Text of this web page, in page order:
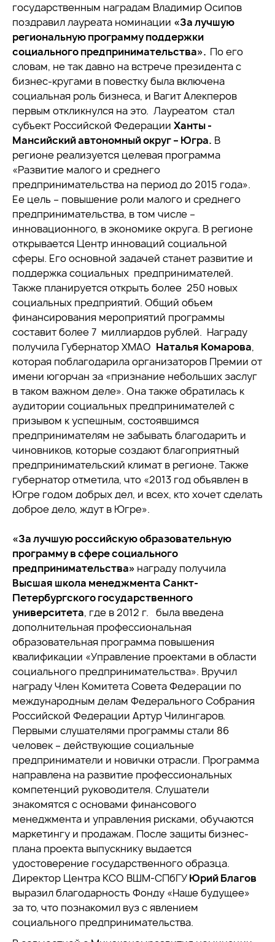
государственным наградам Владимир Осипов
поздравил лауреата номинации «За лучшую
региональную программу поддержки
социального предпринимательства». По его
словам, не так давно на встрече президента с
бизнес-кругами в повестку была включена
социальная роль бизнеса, и Вагит Алекперов
первым откликнулся на это. Лауреатом стал
субъект Российской Федерации Ханты -
Мансийский автономный округ – Югра. В
регионе реализуется целевая программа
«Развитие малого и среднего
предпринимательства на период до 2015 года».
Ее цель – повышение роли малого и среднего
предпринимательства, в том числе –
инновационного, в экономике округа. В регионе
открывается Центр инноваций социальной
сферы. Его основной задачей станет развитие и
поддержка социальных предпринимателей.
Также планируется открыть более 250 новых
социальных предприятий. Общий объем
финансирования мероприятий программы
составит более 7 миллиардов рублей. Награду
получила Губернатор ХМАО Наталья Комарова,
которая поблагодарила организаторов Премии от
имени югорчан за «признание небольших заслуг
в таком важном деле». Она также обратилась к
аудитории социальных предпринимателей с
призывом к успешным, состоявшимся
предпринимателям не забывать благодарить и
чиновников, которые создают благоприятный
предпринимательский климат в регионе. Также
губернатор отметила, что «2013 год объявлен в
Югре годом добрых дел, и всех, кто хочет сделать
доброе дело, ждут в Югре».
«За лучшую российскую образовательную
программу в сфере социального
предпринимательства» награду получила
Высшая школа менеджмента Санкт-
Петербургского государственного
университета, где в 2012 г. была введена
дополнительная профессиональная
образовательная программа повышения
квалификации «Управление проектами в области
социального предпринимательства». Вручил
награду Член Комитета Совета Федерации по
международным делам Федерального Собрания
Российской Федерации Артур Чилингаров.
Первыми слушателями программы стали 86
человек – действующие социальные
предприниматели и новички отрасли. Программа
направлена на развитие профессиональных
компетенций руководителя. Слушатели
знакомятся с основами финансового
менеджмента и управления рисками, обучаются
маркетингу и продажам. После защиты бизнес-
плана проекта выпускнику выдается
удостоверение государственного образца.
Директор Центра КСО ВШМ-СПбГУЮрий Благов
выразил благодарность Фонду «Наше будущее»
за то, что познакомил вуз с явлением
социального предпринимательства.